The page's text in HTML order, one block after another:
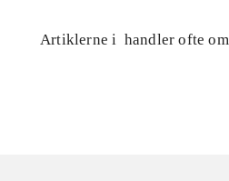
Artiklerne i handler ofte om